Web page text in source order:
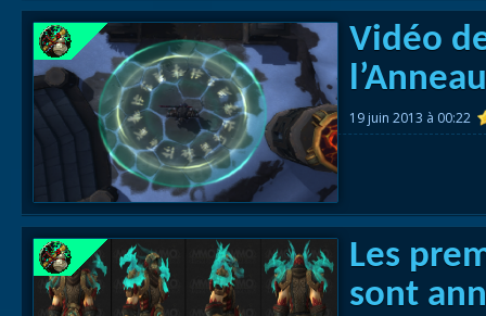
Vidéo
19 juin 2013 à 00:22
Les
sont